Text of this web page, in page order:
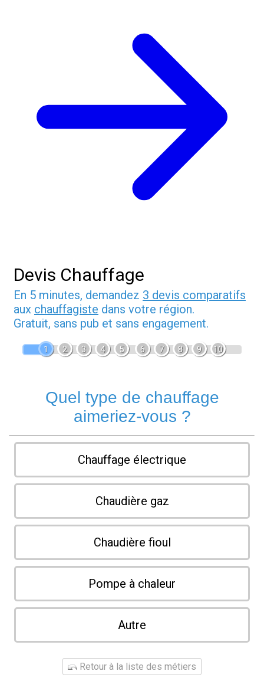
Devis Chauffage
En 5 minutes, demandez 3 devis comparatifs
aux chauffagiste dans votre région.
Gratuit, sans pub et sans engagement.
1 2 3 4 5 6 7 8 9 10
Quel type de chauffage
aimeriez-vous ?
Chauffage électrique
Chaudière gaz
Chaudière fioul
Pompe à chaleur
Autre
Retour à la liste des métiers